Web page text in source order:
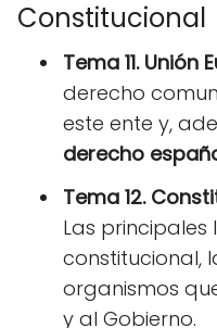
Constitucional
Tema 11. Unión
derecho
este ente y,
derecho
Tema 12.
Las
constitucional,
organismos
y al Gobierno.